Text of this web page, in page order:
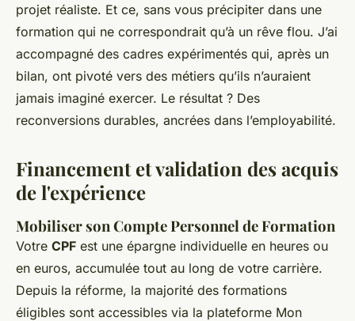
projet réaliste. Et ce, sans vous précipiter dans une
formation qui ne correspondrait qu’à un rêve flou. J’ai
accompagné des cadres expérimentés qui, après un
bilan, ont pivoté vers des métiers qu’ils n’auraient
jamais imaginé exercer. Le résultat ? Des
reconversions durables, ancrées dans l’employabilité.
Financement et validation des acquis
de l'expérience
Mobiliser son Compte Personnel de Formation
Votre CPF est une épargne individuelle en heures ou
en euros, accumulée tout au long de votre carrière.
Depuis la réforme, la majorité des formations
éligibles sont accessibles via la plateforme Mon